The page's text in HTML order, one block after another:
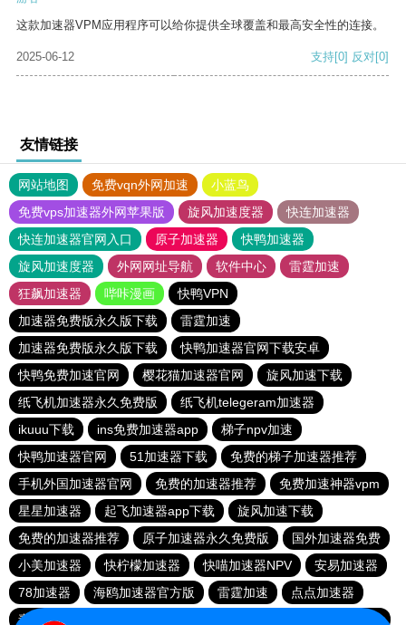
这款加速器VPM应用程序可以给你提供全球覆盖和最高安全性的连接。
2025-06-12 支持[0] 反对[0]
友情链接
网站地图 免费vqn外网加速
小蓝鸟
免费vps加速器外网苹果版
旋风加速度器
快连加速器
快连加速器官网入口
原子加速器
快鸭加速器
旋风加速度器
外网网址导航 软件中心
雷霆加速
狂飙加速器
哔咔漫画
快鸭VPN
加速器免费版永久版下载
雷霆加速
加速器免费版永久版下载
快鸭加速器官网下载安卓
快鸭免费加速官网
樱花猫加速器官网
旋风加速下载
纸飞机加速器永久免费版
纸飞机telegeram加速器
ikuuu下载
ins免费加速器app
梯子npv加速
快鸭加速器官网
51加速器下载
免费的梯子加速器推荐
手机外国加速器官网
免费的加速器推荐
免费加速神器vpm
星星加速器
起飞加速器app下载
旋风加速下载
免费的加速器推荐
原子加速器永久免费版
国外加速器免费
小美加速器
快柠檬加速器 快喵加速器NPV
安易加速器
78加速器
海鸥加速器官方版 雷霆加速
点点加速器
毒舌加速器破解版永久免费
快喵加速器NPV